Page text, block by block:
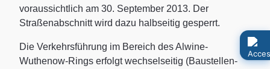
voraussichtlich am 30. September 2013. Der
Straßenabschnitt wird dazu halbseitig gesperrt.
Die Verkehrsführung im Bereich des Alwine-
Wuthenow-Rings erfolgt wechselseitig (Baustellen-